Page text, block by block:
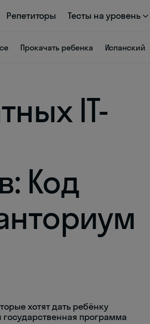
Репетиторы Тесты на уровень
Прокачать ребенка Испанский
IT-
Код
хотят дать ребёнку
государственная программа